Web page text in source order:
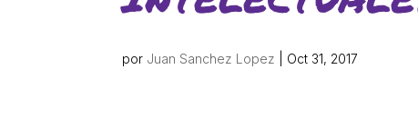
por Juan Sanchez Lopez Oct 31, 2017